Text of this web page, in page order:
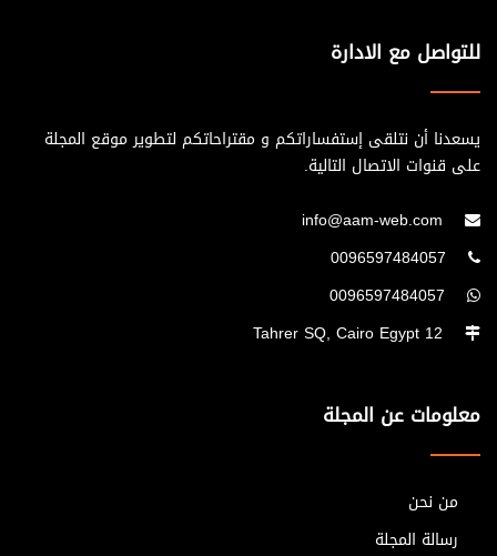
للتواصل مع الادارة
يسعدنا أن نتلقى إستفساراتكم و مقتراحاتكم لتطوير موقع المجلة
على قنوات الاتصال التالية.
معلومات عن المجلة
من نحن
رسالة المجلة